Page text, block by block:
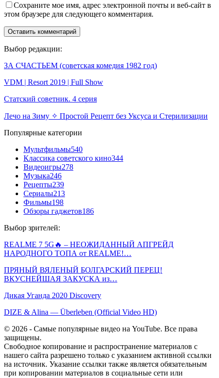
Сохраните мое имя, адрес электронной почты и веб-сайт в
этом браузере для следующего комментария.
Выбор редакции:
ЗА СЧАСТЬЕМ (советская комедия 1982 год)
VDM | Resort 2019 | Full Show
Статский советник. 4 серия
Лечо на Зиму ✧ Простой Рецепт без Уксуса и Стерилизации
Популярные категории
Мультфильмы540
Классика советского кино344
Видеоигры278
Музыка246
Рецепты239
Сериалы213
Фильмы198
Обзоры гаджетов186
Выбор зрителей:
REALME 7 5G🔥 – НЕОЖИДАННЫЙ АПГРЕЙД
НАРОДНОГО ТОПА от REALME!…
ПРЯНЫЙ ВЯЛЕНЫЙ БОЛГАРСКИЙ ПЕРЕЦ!
ВКУСНЕЙШАЯ ЗАКУСКА из…
Дикая Уганда 2020 Discovery
DIZE & Alina — Überleben (Official Video HD)
© 2026 - Самые популярные видео на YouTube. Все права
защищены.
Свободное копирование и распространение материалов с
нашего сайта разрешено только с указанием активной ссылки
на источник. Указание ссылки также является обязательным
при копировании материалов в социальные сети или